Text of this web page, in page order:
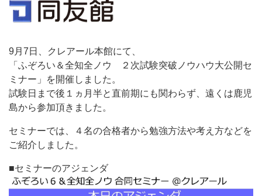
9月7日、クレアール本館にて、
「ふぞろい＆全知全ノウ ２次試験突破ノウハウ大公開セ
ミナー」を開催しました。
試験日まで後１ヵ月半と直前期にも関わらず、遠くは鹿児
島から参加頂きました。
セミナーでは、４名の合格者から勉強方法や考え方などを
ご紹介しました。
■セミナーのアジェンダ